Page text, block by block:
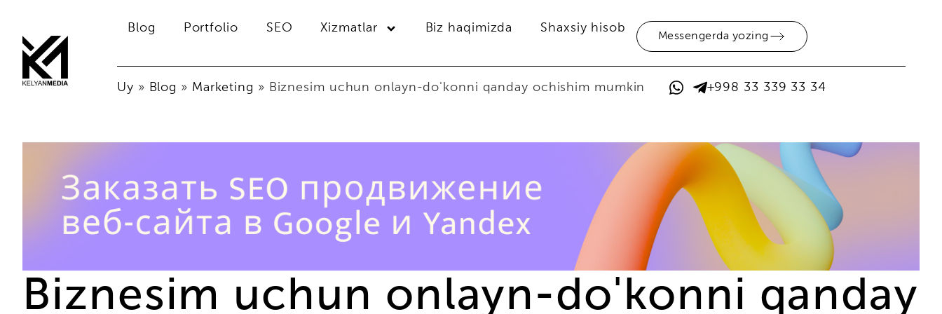
Blog Portfolio SEO Xizmatlar Biz haqimizda Shaxsiy hisob
Messengerda yozing
Uy » Blog » Marketing » Biznesim uchun onlayn-do'konni qanday ochishim mumkin +998 33 339 33 34
Biznesim uchun onlayn-do'konni qanday